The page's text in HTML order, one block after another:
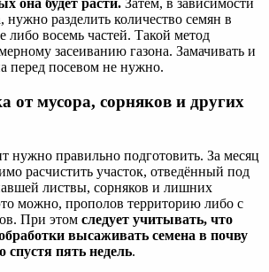
она будет расти. Затем, в зависимости
нужно разделить количество семян в
либо восемь частей. Такой метод
засеиванию газона. Замачивать и
перед посевом не нужно.
от мусора, сорняков и других
нужно правильно подготовить. За месяц
расчистить участок, отведённый под
листвы, сорняков и лишних
можно, прополов территорию либо с
При этом следует учитывать, что
высаживать семена в почву
спустя пять недель.